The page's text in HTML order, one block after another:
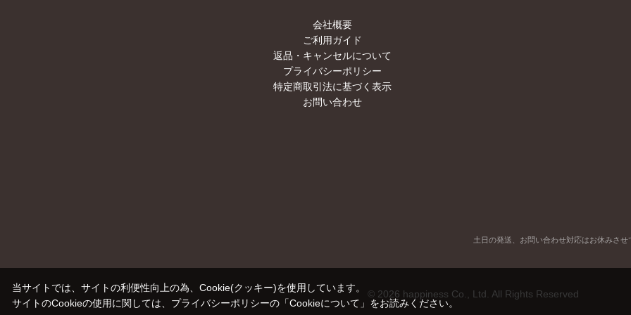
会社概要
ご利用ガイド
返品・キャンセルについて
プライバシーポリシー
特定商取引法に基づく表示
お問い合わせ
土日の発送、お問い合わせ対応はお休みさせ
© 2026 happiness Co., Ltd. All Rights Reserved
当サイトでは、サイトの利便性向上の為、Cookie(クッキー)を使用しています。
サイトのCookieの使用に関しては、プライバシーポリシーの「Cookieについて」 をお読みください。